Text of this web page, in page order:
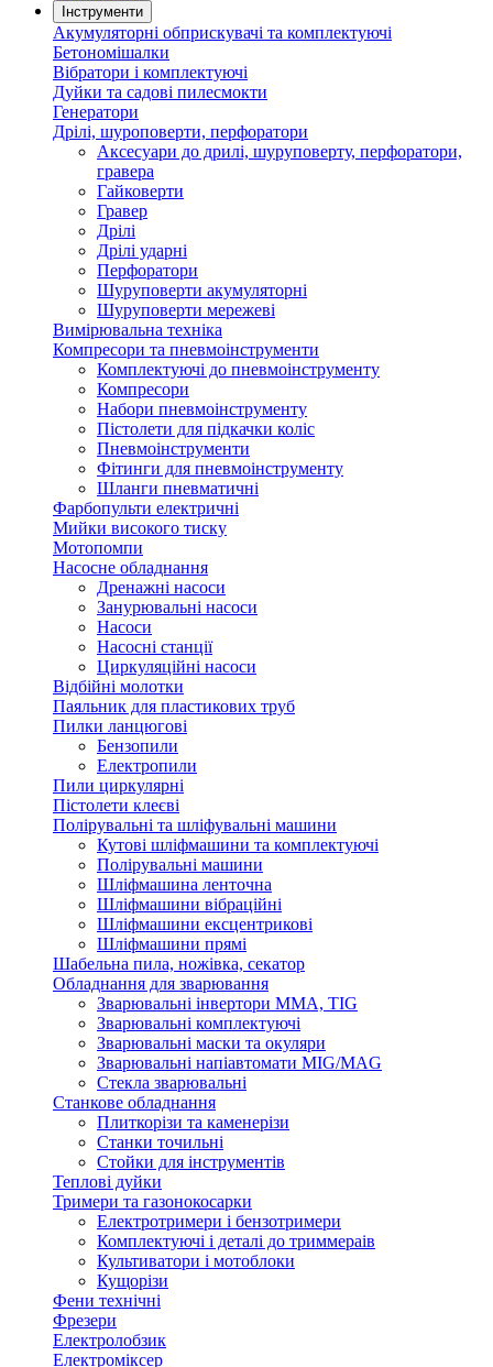
Інструменти
Акумуляторні обприскувачі та комплектуючі
Бетономішалки
Вібратори і комплектуючі
Дуйки та садові пилесмокти
Генератори
Дрілі, шуроповерти, перфоратори
Аксесуари до дрилі, шуруповерту, перфоратори,
гравера
Гайковерти
Гравер
Дрілі
Дрілі ударні
Перфоратори
Шуруповерти акумуляторні
Шуруповерти мережеві
Вимірювальна техніка
Компресори та пневмоінструменти
Комплектуючі до пневмоінструменту
Компресори
Набори пневмоінструменту
Пістолети для підкачки коліс
Пневмоінструменти
Фітинги для пневмоінструменту
Шланги пневматичні
Фарбопульти електричні
Мийки високого тиску
Мотопомпи
Насосне обладнання
Дренажні насоси
Занурювальні насоси
Насоси
Насосні станції
Циркуляційні насоси
Відбійні молотки
Паяльник для пластикових труб
Пилки ланцюгові
Бензопили
Електропили
Пили циркулярні
Пістолети клеєві
Полірувальні та шліфувальні машини
Кутові шліфмашини та комплектуючі
Полірувальні машини
Шліфмашина ленточна
Шліфмашини вібраційні
Шліфмашини ексцентрикові
Шліфмашини прямі
Шабельна пила, ножівка, секатор
Обладнання для зварювання
Зварювальні інвертори ММА, TIG
Зварювальні комплектуючі
Зварювальні маски та окуляри
Зварювальні напіавтомати MIG/MAG
Стекла зварювальні
Станкове обладнання
Плиткорізи та каменерізи
Станки точильні
Стойки для інструментів
Теплові дуйки
Тримери та газонокосарки
Електротримери і бензотримери
Комплектуючі і деталі до триммераів
Культиватори і мотоблоки
Кущорізи
Фени технічні
Фрезери
Електролобзик
Електроміксер